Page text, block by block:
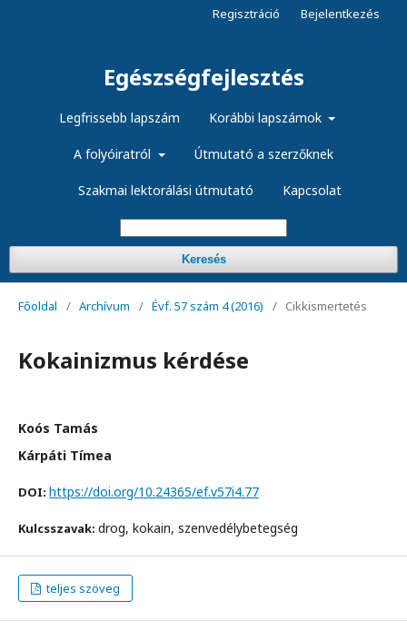
Egészségfejlesztés
Legfrissebb lapszám Korábbi lapszámok
A folyóiratról Útmutató a szerzőknek
Szakmai lektorálási útmutató Kapcsolat
Keresés
Regisztráció Bejelentkezés
Főoldal / Archívum / Évf. 57 szám 4 (2016) / Cikkismertetés
Kokainizmus kérdése
Koós Tamás
Kárpáti Tímea
DOI: https://doi.org/10.24365/ef.v57i4.77
Kulcsszavak: drog, kokain, szenvedélybetegség
teljes szöveg